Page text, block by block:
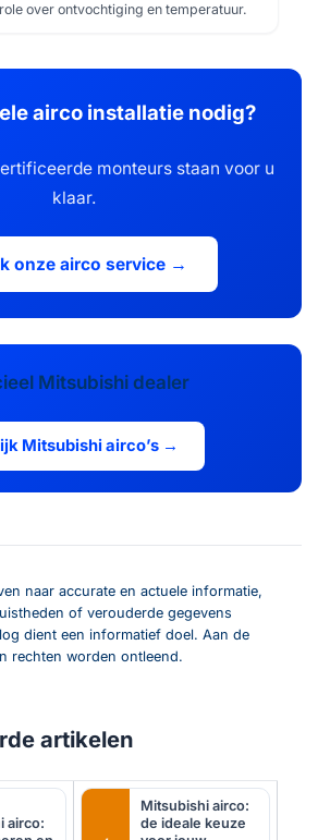
over ontvochtiging en temperatuur.
airco installatie nodig?
monteurs staan voor u
klaar.
onze airco service →
Mitsubishi dealer
Mitsubishi airco’s →
naar accurate en actuele informatie,
of verouderde gegevens
dient een informatief doel. Aan de
rechten worden ontleend.
artikelen
airco:
Mitsubishi airco:
de ideale keuze